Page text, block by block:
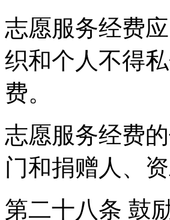
志愿服务经费
织和个人不得
费。
志愿服务经费
门和捐赠人、
第二十八条 鼓